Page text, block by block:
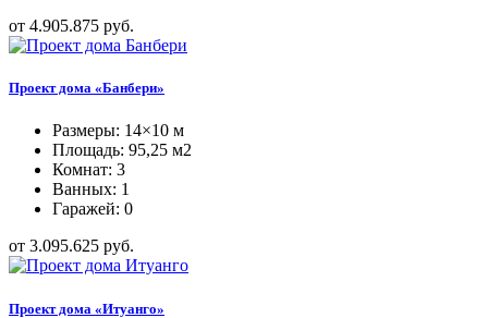
от 4.905.875 руб.
Проект дома «Банбери»
Размеры: 14×10 м
Площадь: 95,25 м2
Комнат: 3
Ванных: 1
Гаражей: 0
от 3.095.625 руб.
Проект дома «Итуанго»